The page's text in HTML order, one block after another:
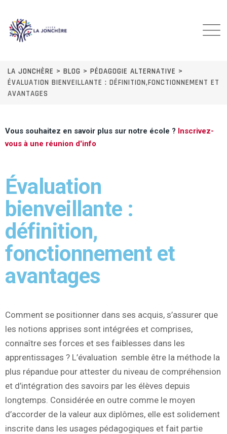
LA JONCHÈRE > BLOG > PÉDAGOGIE ALTERNATIVE >
ÉVALUATION BIENVEILLANTE : DÉFINITION,FONCTIONNEMENT ET
AVANTAGES
Vous souhaitez en savoir plus sur notre école ? Inscrivez-
vous à une réunion d'info
Évaluation
bienveillante :
définition,
fonctionnement et
avantages
Comment se positionner dans ses acquis, s’assurer que
les notions apprises sont intégrées et comprises,
connaître ses forces et ses faiblesses dans les
apprentissages ? L’évaluation semble être la méthode la
plus répandue pour attester du niveau de compréhension
et d’intégration des savoirs par les élèves depuis
longtemps. Considérée en outre comme le moyen
d’accorder de la valeur aux diplômes, elle est solidement
inscrite dans les usages pédagogiques et fait partie